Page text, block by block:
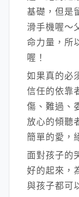
基礎，但是
滑手機喔～
命力量，所
喔！
如果真的必
信任的依靠
傷、難過、
放心的傾聽
簡單的愛，
面對孩子的
好的起來，
與孩子都可